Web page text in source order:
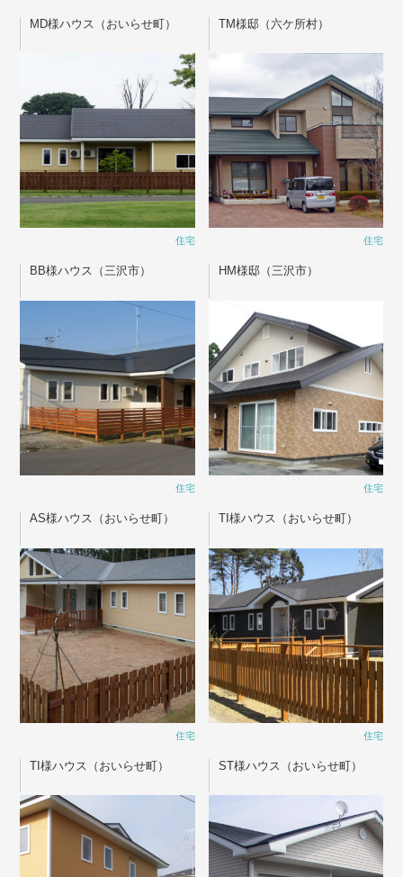
MD様ハウス（おいらせ町）
住宅
TM様邸（六ケ所村）
住宅
BB様ハウス（三沢市）
住宅
HM様邸（三沢市）
住宅
AS様ハウス（おいらせ町）
住宅
TI様ハウス（おいらせ町）
住宅
TI様ハウス（おいらせ町） ST様ハウス（おいらせ町）